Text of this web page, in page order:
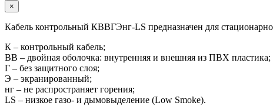
×
Кабель контрольный КВВГЭнг-LS предназначен для
К – контрольный кабель;
ВВ – двойная оболочка: внутренняя и внешняя из ПВХ пластика;
Г – без защитного слоя;
Э – экранированный;
нг – не распространяет горения;
LS – низкое газо- и дымовыделение (Low Smoke).